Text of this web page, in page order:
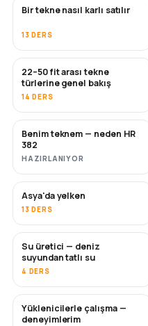
YENI
Bir tekne nasıl karlı satılır
13 DERS
YAKINDA
22–50 fit arası tekne
türlerine genel bakış
14 DERS
YAKINDA
Benim teknem — neden HR
382
HAZIRLANIYOR
YAKINDA
Asya'da yelken
13 DERS
YAKINDA
Su üretici — deniz
suyundan tatlı su
4 DERS
YAKINDA
Yüklenicilerle çalışma —
deneyimlerim